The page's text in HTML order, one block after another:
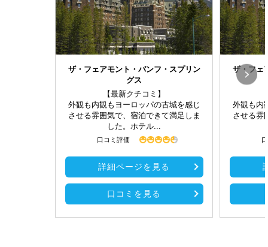
ザ・フェアモント・バンフ・スプリン
グス
【最新クチコミ】
外観も内観もヨーロッパの古城を感じ
させる雰囲気で、宿泊できて満足しま
した。ホテル...
口コミ評価
詳細ページを見る
口コミを見る
ザ・フェ
外観も内
させる雰